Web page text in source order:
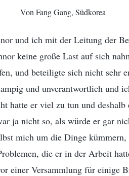
Von Fang Gang, Südkorea
und ich mit der Leitung der
keine große Last auf sich
und beteiligte sich nicht sehr
und unverantwortlich und
hatte er viel zu tun und
ja nicht so, als würde er gar
mich um die Dinge
die er in der Arbeit
einer Versammlung für einige